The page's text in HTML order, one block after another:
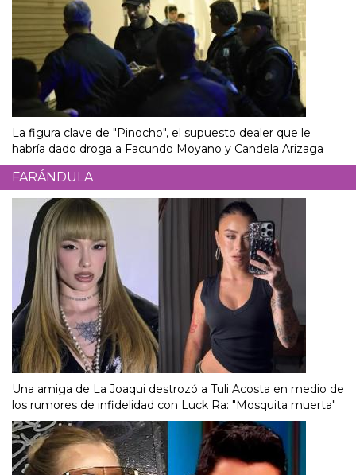
La figura clave de "Pinocho", el supuesto dealer que le
habría dado droga a Facundo Moyano y Candela Arizaga
FARÁNDULA
Una amiga de La Joaqui destrozó a Tuli Acosta en medio de
los rumores de infidelidad con Luck Ra: "Mosquita muerta"